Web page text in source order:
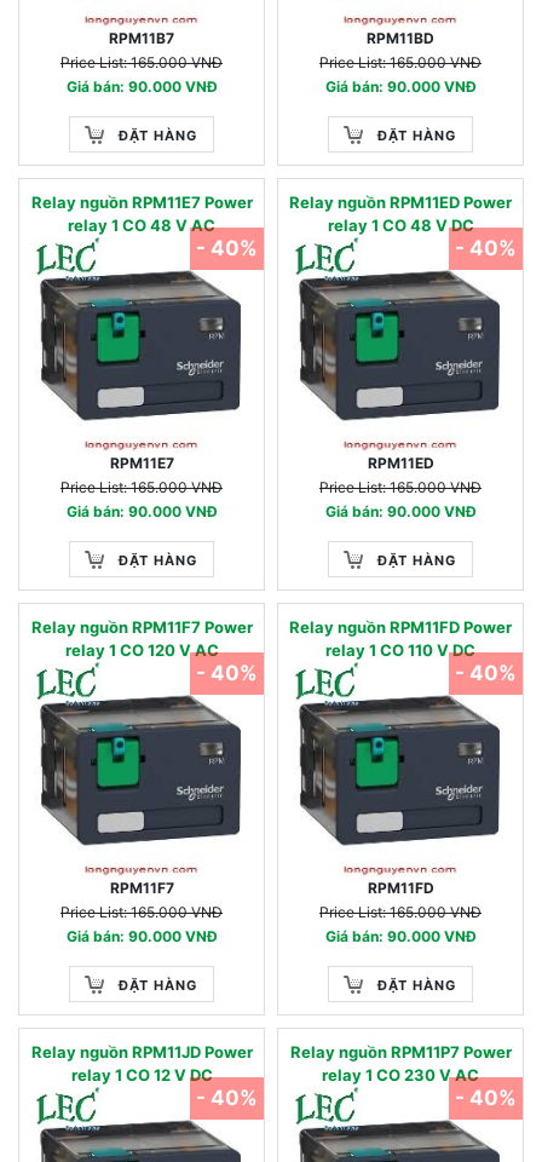
RPM11B7
Price List: 165.000 VNĐ
Giá bán: 90.000 VNĐ
ĐẶT HÀNG
RPM11BD
Price List: 165.000 VNĐ
Giá bán: 90.000 VNĐ
ĐẶT HÀNG
Relay nguồn RPM11E7 Power
relay 1 CO 48 V AC
RPM11E7
Price List: 165.000 VNĐ
Giá bán: 90.000 VNĐ
ĐẶT HÀNG
- 40%
Relay nguồn RPM11ED Power
relay 1 CO 48 V DC
RPM11ED
Price List: 165.000 VNĐ
Giá bán: 90.000 VNĐ
ĐẶT HÀNG
- 40%
Relay nguồn RPM11F7 Power
relay 1 CO 120 V AC
RPM11F7
Price List: 165.000 VNĐ
Giá bán: 90.000 VNĐ
ĐẶT HÀNG
- 40%
Relay nguồn RPM11FD Power
relay 1 CO 110 V DC
RPM11FD
Price List: 165.000 VNĐ
Giá bán: 90.000 VNĐ
ĐẶT HÀNG
- 40%
Relay nguồn RPM11JD Power
relay 1 CO 12 V DC
- 40%
Relay nguồn RPM11P7 Power
relay 1 CO 230 V AC
- 40%